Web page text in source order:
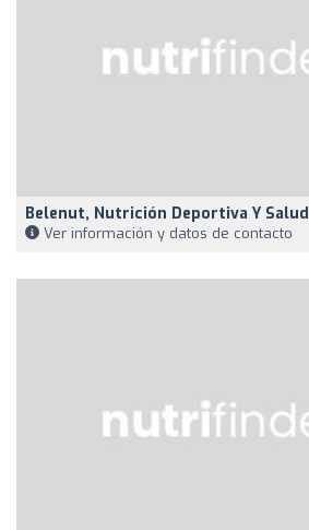
Belenut, Nutrición Deportiva Y Salud
Ver información y datos de contacto